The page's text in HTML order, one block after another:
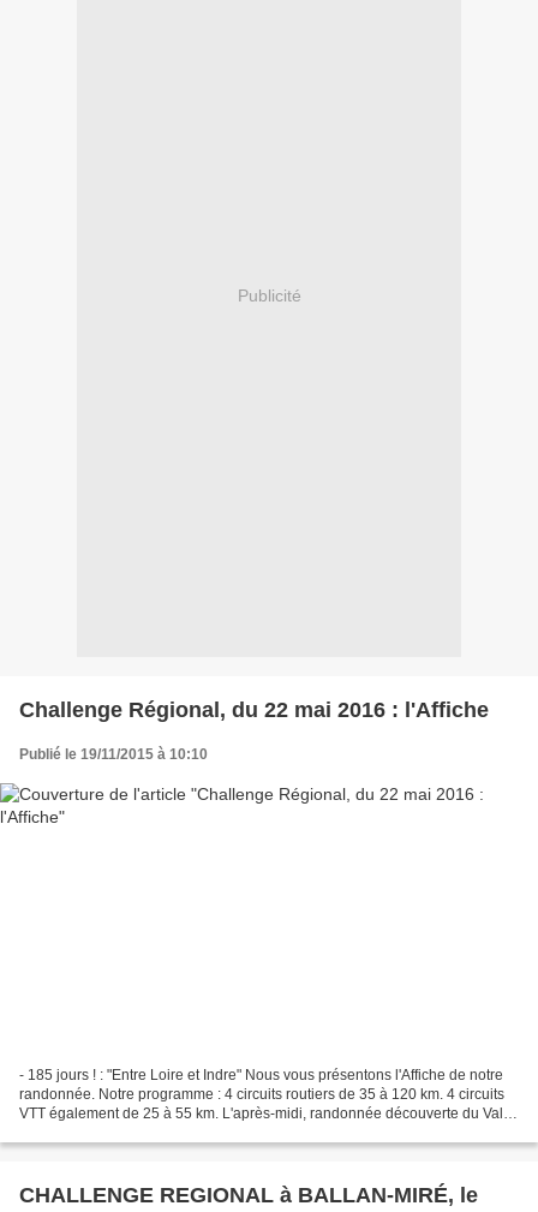
Publicité
Challenge Régional, du 22 mai 2016 : l'Affiche
Publié le 19/11/2015 à 10:10
- 185 jours ! : "Entre Loire et Indre" Nous vous présentons l'Affiche de notre
randonnée. Notre programme : 4 circuits routiers de 35 à 120 km. 4 circuits
VTT également de 25 à 55 km. L'après-midi, randonnée découverte du Val
CHALLENGE REGIONAL à BALLAN-MIRÉ, le